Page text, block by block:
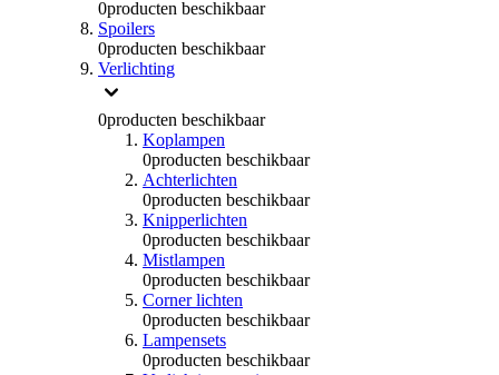
0producten beschikbaar
Spoilers
0producten beschikbaar
Verlichting
0producten beschikbaar
Koplampen
0producten beschikbaar
Achterlichten
0producten beschikbaar
Knipperlichten
0producten beschikbaar
Mistlampen
0producten beschikbaar
Corner lichten
0producten beschikbaar
Lampensets
0producten beschikbaar